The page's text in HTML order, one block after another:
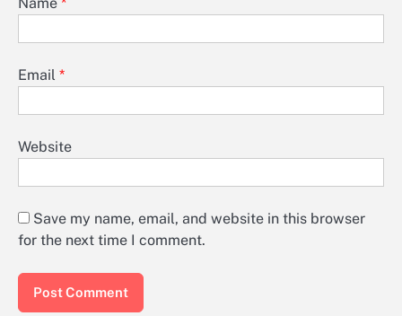
Email *
Website
Save my name, email, and website in this browser
for the next time I comment.